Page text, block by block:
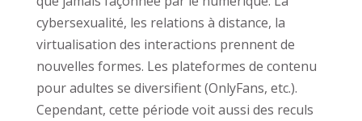
cybersexualité, les relations à distance, la
virtualisation des interactions prennent de
nouvelles formes. Les plateformes de contenu
pour adultes se diversifient (OnlyFans, etc.).
Cependant, cette période voit aussi des reculs